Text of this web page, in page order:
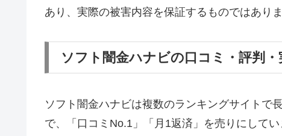
あり、実際の被害内容を保証するものではありま
ソフト闇金ハナビの口コミ・評判・
ソフト闇金ハナビは複数のランキングサイトで
で、「口コミNo.1」「月1返済」を売りにして